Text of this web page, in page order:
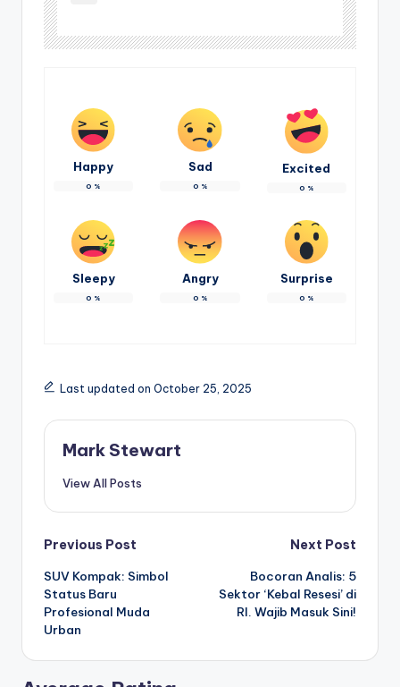
Happy
0 %
Sad
0 %
Excited
0 %
Sleepy
0 %
Angry
0 %
Surprise
0 %
Last updated on October 25, 2025
Mark Stewart
View All Posts
Post
navigation
Previous Post
SUV Kompak: Simbol
Status Baru
Profesional Muda
Urban
Next Post
Bocoran Analis: 5
Sektor ‘Kebal Resesi’ di
RI. Wajib Masuk Sini!